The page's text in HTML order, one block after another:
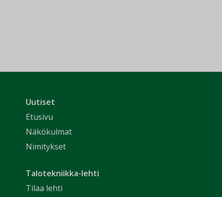
Uutiset
Etusivu
Näkökulmat
Nimitykset
Talotekniikka-lehti
Tilaa lehti